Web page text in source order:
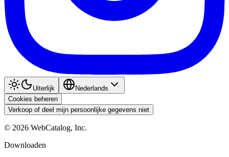
Uiterlijk
Nederlands
Cookies beheren
Verkoop of deel mijn persoonlijke gegevens niet
© 2026 WebCatalog, Inc.
Downloaden